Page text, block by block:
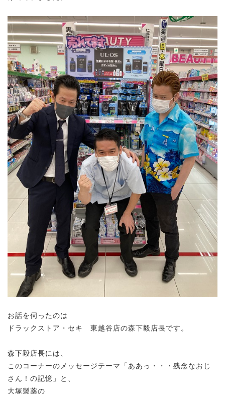
お話を伺ったのは
ドラックストア・セキ 東越谷店の森下毅店長です。
森下毅店長には、
このコーナーのメッセージテーマ「ああっ・・・残念なおじ
さん！の記憶」と、
大塚製薬の